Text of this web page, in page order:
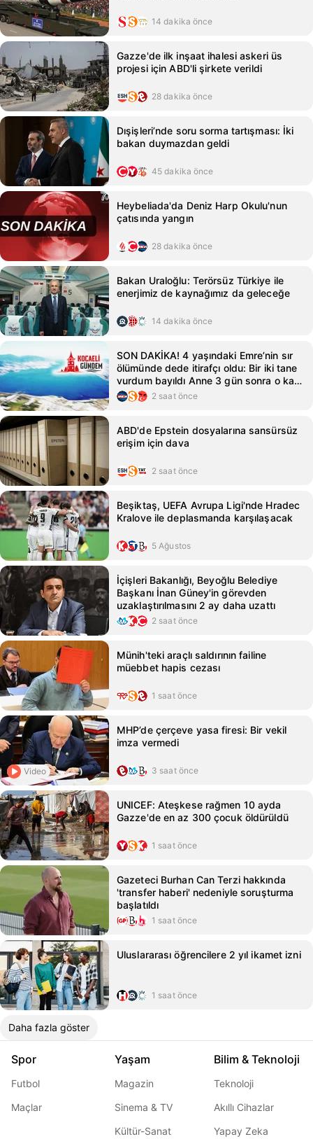
14 dakika önce
Gazze'de ilk inşaat ihalesi askeri üs
projesi için ABD'li şirkete verildi
28 dakika önce
Dışişleri’nde soru sorma tartışması: İki
bakan duymazdan geldi
45 dakika önce
Heybeliada'da Deniz Harp Okulu'nun
çatısında yangın
28 dakika önce
Bakan Uraloğlu: Terörsüz Türkiye ile
enerjimiz de kaynağımız da geleceğe
14 dakika önce
SON DAKİKA! 4 yaşındaki Emre’nin sır
ölümünde dede itirafçı oldu: Bir iki tane
vurdum bayıldı Anne 3 gün sonra o katil
ile evlenmiş...
2 saat önce
ABD'de Epstein dosyalarına sansürsüz
erişim için dava
2 saat önce
Beşiktaş, UEFA Avrupa Ligi'nde Hradec
Kralove ile deplasmanda karşılaşacak
5 Ağustos
İçişleri Bakanlığı, Beyoğlu Belediye
Başkanı İnan Güney'in görevden
uzaklaştırılmasını 2 ay daha uzattı
2 saat önce
Münih'teki araçlı saldırının failine
müebbet hapis cezası
1 saat önce
Video
MHP’de çerçeve yasa firesi: Bir vekil
imza vermedi
3 saat önce
UNICEF: Ateşkese rağmen 10 ayda
Gazze'de en az 300 çocuk öldürüldü
1 saat önce
Gazeteci Burhan Can Terzi hakkında
'transfer haberi' nedeniyle soruşturma
başlatıldı
1 saat önce
Uluslararası öğrencilere 2 yıl ikamet izni
1 saat önce
Daha fazla göster
Spor
Futbol
Maçlar
Yaşam
Magazin
Sinema & TV
Kültür-Sanat
Bilim & Teknoloji
Teknoloji
Akıllı Cihazlar
Yapay Zeka